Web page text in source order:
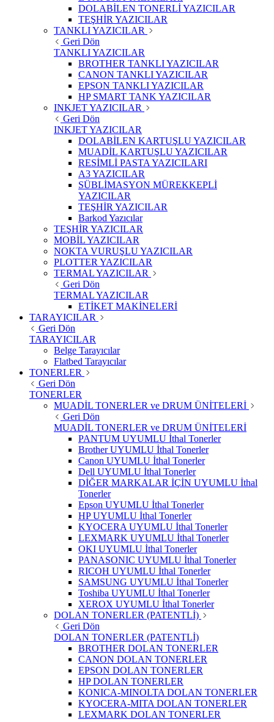
DOLABİLEN TONERLİ YAZICILAR
TEŞHİR YAZICILAR
TANKLI YAZICILAR
Geri Dön
TANKLI YAZICILAR
BROTHER TANKLI YAZICILAR
CANON TANKLI YAZICILAR
EPSON TANKLI YAZICILAR
HP SMART TANK YAZICILAR
INKJET YAZICILAR
Geri Dön
INKJET YAZICILAR
DOLABİLEN KARTUŞLU YAZICILAR
MUADİL KARTUŞLU YAZICILAR
RESİMLİ PASTA YAZICILARI
A3 YAZICILAR
SÜBLİMASYON MÜREKKEPLİ
YAZICILAR
TEŞHİR YAZICILAR
Barkod Yazıcılar
TEŞHİR YAZICILAR
MOBİL YAZICILAR
NOKTA VURUŞLU YAZICILAR
PLOTTER YAZICILAR
TERMAL YAZICILAR
Geri Dön
TERMAL YAZICILAR
ETİKET MAKİNELERİ
TARAYICILAR
Geri Dön
TARAYICILAR
Belge Tarayıcılar
Flatbed Tarayıcılar
TONERLER
Geri Dön
TONERLER
MUADİL TONERLER ve DRUM ÜNİTELERİ
Geri Dön
MUADİL TONERLER ve DRUM ÜNİTELERİ
PANTUM UYUMLU İthal Tonerler
Brother UYUMLU İthal Tonerler
Canon UYUMLU İthal Tonerler
Dell UYUMLU İthal Tonerler
DİĞER MARKALAR İÇİN UYUMLU İthal
Tonerler
Epson UYUMLU İthal Tonerler
HP UYUMLU İthal Tonerler
KYOCERA UYUMLU İthal Tonerler
LEXMARK UYUMLU İthal Tonerler
OKI UYUMLU İthal Tonerler
PANASONIC UYUMLU İthal Tonerler
RICOH UYUMLU İthal Tonerler
SAMSUNG UYUMLU İthal Tonerler
Toshiba UYUMLU İthal Tonerler
XEROX UYUMLU İthal Tonerler
DOLAN TONERLER (PATENTLİ)
Geri Dön
DOLAN TONERLER (PATENTLİ)
BROTHER DOLAN TONERLER
CANON DOLAN TONERLER
EPSON DOLAN TONERLER
HP DOLAN TONERLER
KONICA-MINOLTA DOLAN TONERLER
KYOCERA-MITA DOLAN TONERLER
LEXMARK DOLAN TONERLER